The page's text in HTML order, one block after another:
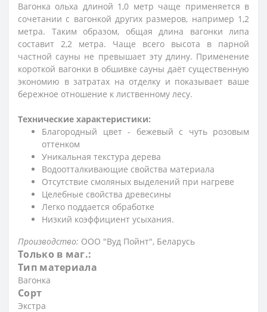
Вагонка ольха длиной 1,0 метр чаще применяется в
сочетании с вагонкой других размеров, например 1,2
метра. Таким образом, общая длина вагонки липа
составит 2,2 метра. Чаще всего высота в парной
частной сауны не превышает эту длину. Применение
короткой вагонки в обшивке сауны даёт существенную
экономию в затратах на отделку и показывает ваше
бережное отношение к лиственному лесу.
Технические характеристики:
Благородный цвет - бежевый с чуть розовым
оттенком
Уникальная текстура дерева
Водоотталкивающие свойства материала
Отсутствие смоляных выделений при нагреве
Целебные свойства древесины
Легко поддается обработке
Низкий коэффициент усыхания.
Производство: ООО "Вуд Пойнт", Беларусь
Только в маг.:
Тип материала
Вагонка
Сорт
Экстра